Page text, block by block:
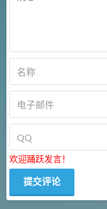
欢迎踊跃发言！